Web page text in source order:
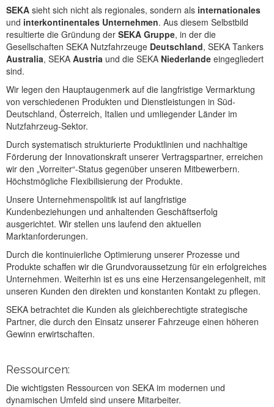
SEKA sieht sich nicht als regionales, sondern als internationales
und interkontinentales Unternehmen. Aus diesem Selbstbild
resultierte die Gründung der SEKA Gruppe, in der die
Gesellschaften SEKA Nutzfahrzeuge Deutschland, SEKA Tankers
Australia, SEKA Austria und die SEKA Niederlande eingegliedert
sind.
Wir legen den Hauptaugenmerk auf die langfristige Vermarktung
von verschiedenen Produkten und Dienstleistungen in Süd-
Deutschland, Österreich, Italien und umliegender Länder im
Nutzfahrzeug-Sektor.
Durch systematisch strukturierte Produktlinien und nachhaltige
Förderung der Innovationskraft unserer Vertragspartner, erreichen
wir den „Vorreiter“-Status gegenüber unseren Mitbewerbern.
Höchstmögliche Flexibilisierung der Produkte.
Unsere Unternehmenspolitik ist auf langfristige
Kundenbeziehungen und anhaltenden Geschäftserfolg
ausgerichtet. Wir stellen uns laufend den aktuellen
Marktanforderungen.
Durch die kontinuierliche Optimierung unserer Prozesse und
Produkte schaffen wir die Grundvoraussetzung für ein erfolgreiches
Unternehmen. Weiterhin ist es uns eine Herzensangelegenheit, mit
unseren Kunden den direkten und konstanten Kontakt zu pflegen.
SEKA betrachtet die Kunden als gleichberechtigte strategische
Partner, die durch den Einsatz unserer Fahrzeuge einen höheren
Gewinn erwirtschaften.
Ressourcen:
Die wichtigsten Ressourcen von SEKA im modernen und
dynamischen Umfeld sind unsere Mitarbeiter.